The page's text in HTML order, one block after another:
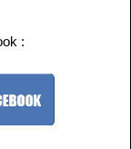
: